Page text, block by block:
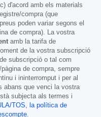
d'acord amb els materials
compra (que
poden variar segons el
de compra). La vostra
amb la tarifa de
de la vostra subscripció
subscripció o tal com
de compra, sempre
i ininterromput i per al
abans que venci la vostra
subjecta als termes i
TOS
la política de